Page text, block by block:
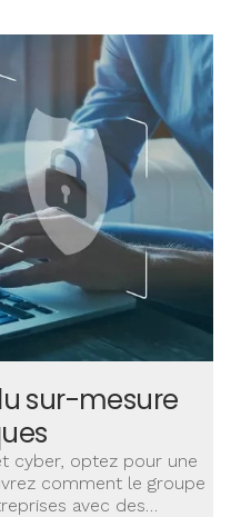
sur-mesure
cyber, optez pour une
comment le groupe
avec des